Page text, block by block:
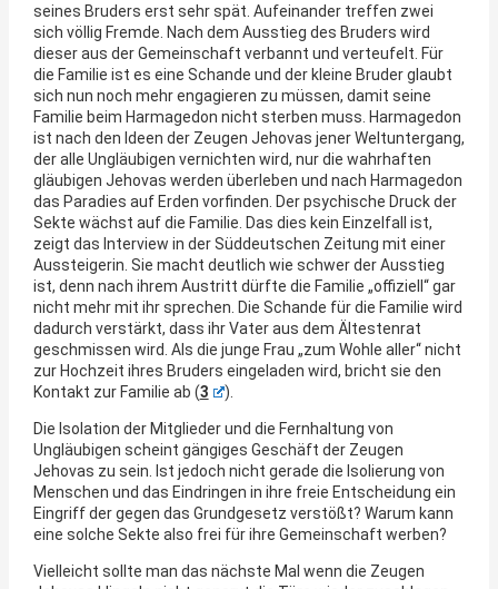
seines Bruders erst sehr spät. Aufeinander treffen zwei
sich völlig Fremde. Nach dem Ausstieg des Bruders wird
dieser aus der Gemeinschaft verbannt und verteufelt. Für
die Familie ist es eine Schande und der kleine Bruder glaubt
sich nun noch mehr engagieren zu müssen, damit seine
Familie beim Harmagedon nicht sterben muss. Harmagedon
ist nach den Ideen der Zeugen Jehovas jener Weltuntergang,
der alle Ungläubigen vernichten wird, nur die wahrhaften
gläubigen Jehovas werden überleben und nach Harmagedon
das Paradies auf Erden vorfinden. Der psychische Druck der
Sekte wächst auf die Familie. Das dies kein Einzelfall ist,
zeigt das Interview in der Süddeutschen Zeitung mit einer
Aussteigerin. Sie macht deutlich wie schwer der Ausstieg
ist, denn nach ihrem Austritt dürfte die Familie „offiziell“ gar
nicht mehr mit ihr sprechen. Die Schande für die Familie wird
dadurch verstärkt, dass ihr Vater aus dem Ältestenrat
geschmissen wird. Als die junge Frau „zum Wohle aller“ nicht
zur Hochzeit ihres Bruders eingeladen wird, bricht sie den
Kontakt zur Familie ab (3 ).
Die Isolation der Mitglieder und die Fernhaltung von
Ungläubigen scheint gängiges Geschäft der Zeugen
Jehovas zu sein. Ist jedoch nicht gerade die Isolierung von
Menschen und das Eindringen in ihre freie Entscheidung ein
Eingriff der gegen das Grundgesetz verstößt? Warum kann
eine solche Sekte also frei für ihre Gemeinschaft werben?
Vielleicht sollte man das nächste Mal wenn die Zeugen